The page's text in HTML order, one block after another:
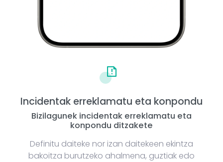
Incidentak erreklamatu eta konpondu
Bizilagunek incidentak erreklamatu eta
konpondu ditzakete
Definitu daiteke nor izan daitekeen ekintza
bakoitza burutzeko ahalmena, guztiak edo